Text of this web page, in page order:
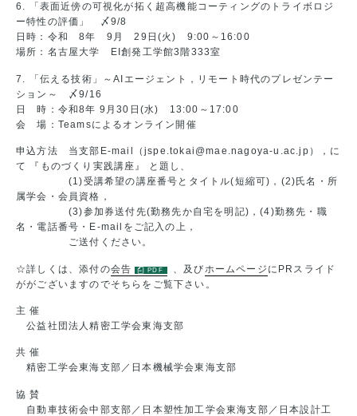
6. 「表面近傍の可視化が拓く超高機能コーティングのトライボロジ
ー特性の評価」 〆9/8
日時：令和 8年 9月 29日(火) 9:00～16:00
場所：名古屋大学 EI創発工学館3階333室
7. 「伝える技術」～AIエージェント，リモート時代のプレゼンテー
ション～ 〆9/16
日 時：令和8年 9月30日(水) 13:00～17:00
会 場：Teamsによるオンライン開催
申込方法 当支部E-mail（jspe.tokai@mae.nagoya-u.ac.jp），に
て 『ものづくり実践講座』 と題し、
(1)受講希望の講座番号とタイトル(短縮可)，(2)氏名・所
属学会・会員資格，
(3)参加券送付先(勤務先か自宅を明記)，(4)勤務先・職
名・電話番号・E-mailをご記入の上，
ご送付ください。
☆詳しくは、添付の会告 、及び ホームページ にPRスライド
ががございますのでそちらをご覧下さい。
主 催
公益社団法人精密工学会東海支部
共 催
精密工学会東海支部／日本機械学会東海支部
協 賛
自動車技術会中部支部／日本塑性加工学会東海支部／日本設計工